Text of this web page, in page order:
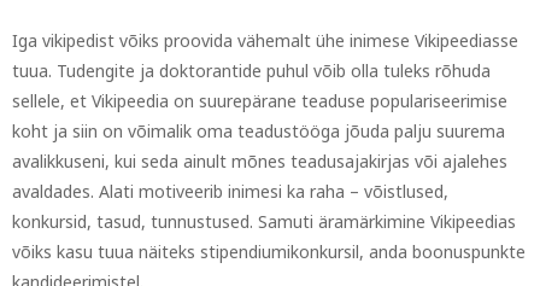
Iga vikipedist võiks proovida vähemalt ühe inimese Vikipeediasse
tuua. Tudengite ja doktorantide puhul võib olla tuleks rõhuda
sellele, et Vikipeedia on suurepärane teaduse populariseerimise
koht ja siin on võimalik oma teadustööga jõuda palju suurema
avalikkuseni, kui seda ainult mõnes teadusajakirjas või ajalehes
avaldades. Alati motiveerib inimesi ka raha – võistlused,
konkursid, tasud, tunnustused. Samuti äramärkimine Vikipeedias
võiks kasu tuua näiteks stipendiumikonkursil, anda boonuspunkte